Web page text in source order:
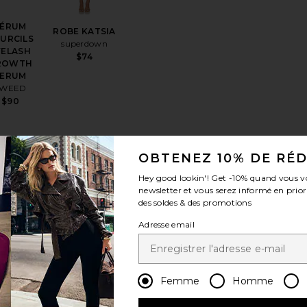
$90
ROBE KATSIA
superdown
$74
À MAQUILLAGE DUO VANITY CASE
préférésROBE STARS ALIGN
ET
GLOW
ajouter aux préférésGOMMES CHEVEUX, PEAU ET
T-SHIRT 1950'S
RE/DONE
$95
COLLECTIONS
ajouter aux préférésT-SHIRT 1950'S
OBTENEZ 10% DE
Hey good lookin'! Get -10% quand vous
newsletter et vous serez informé en
des soldes & des promotions
Adresse email
Femme Homme